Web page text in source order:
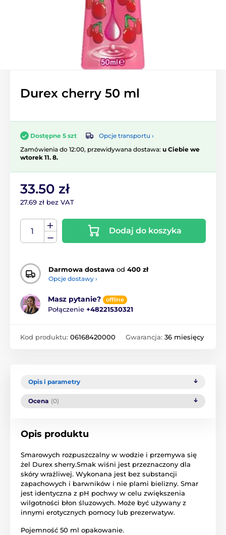
Durex cherry 50 ml
Dostępne 5 szt
Opcje transportu ›
Zamówienia do 12:00, przewidywana dostawa: u Ciebie we
wtorek 11. 8.
33.50 zł
27.69 zł bez VAT
Dodaj do koszyka
Darmowa dostawa od 400 zł
Opcje dostawy ›
Masz pytanie? offline
Połączenie +48221530321
Kod produktu: 06168420000 Gwarancja: 36 miesięcy
Opis i parametry
Ocena (0)
Opis produktu
Smarowych rozpuszczalny w wodzie i przemywa się
żel Durex sherry.Smak wiśni jest przeznaczony dla
skóry wrażliwej. Wykonana jest bez substancji
zapachowych i barwników i nie plami bielizny. Smar
jest identyczna z pH pochwy w celu zwiększenia
wilgotności błon śluzowych. Może być używany z
innymi erotycznych pomocy lub prezerwatyw.
Pojemność 50 ml opakowanie.